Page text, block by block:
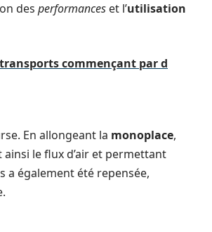
des performances et l’utilisation
commençant par d
En allongeant la monoplace,
le flux d’air et permettant
a également été repensée,